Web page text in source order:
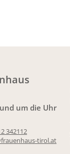
um die Uhr
342112
tirol.at